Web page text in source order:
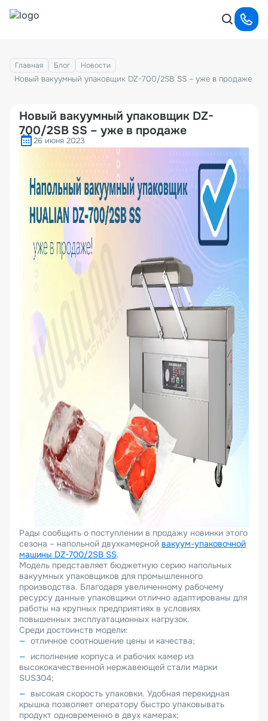
Главная Блог Новости
Новый вакуумный упаковщик DZ-700/2SB SS – уже в продаже
Новый вакуумный упаковщик DZ-
700/2SB SS – уже в продаже
26 июня 2023
Рады сообщить о поступлении в продажу новинки этого
сезона – напольной двухкамерной вакуум-упаковочной
машины DZ-700/2SB SS.
Модель представляет бюджетную серию напольных
вакуумных упаковщиков для промышленного
производства. Благодаря увеличенному рабочему
ресурсу данные упаковщики отлично адаптированы для
работы на крупных предприятиях в условиях
повышенных эксплуатационных нагрузок.
Среди достоинств модели:
отличное соотношение цены и качества;
исполнение корпуса и рабочих камер из
высококачественной нержавеющей стали марки
SUS304;
высокая скорость упаковки. Удобная перекидная
крышка позволяет оператору быстро упаковывать
продукт одновременно в двух камерах;